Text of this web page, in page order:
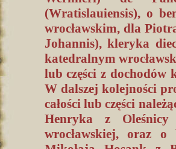
(Wratislauiensis), o
wrocławskim, dla
Johannis), kleryka
katedralnym
lub części z dochodów
W dalszej kolejności
całości lub części
Henryka z
wrocławskiej, oraz